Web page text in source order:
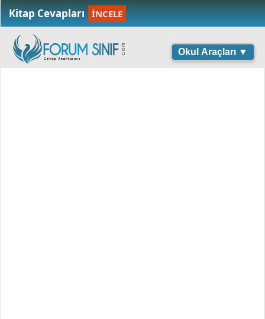
Kitap Cevapları İNCELE
Okul Araçları ▼